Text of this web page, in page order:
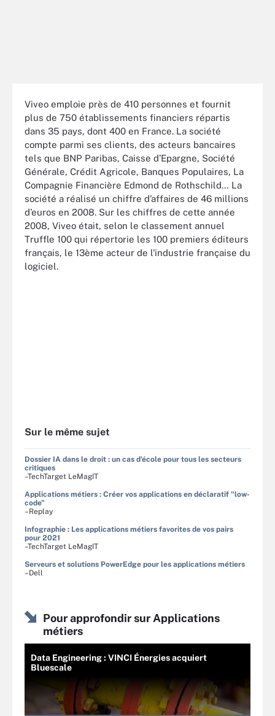
Viveo emploie près de 410 personnes et fournit
plus de 750 établissements financiers répartis
dans 35 pays, dont 400 en France. La société
compte parmi ses clients, des acteurs bancaires
tels que BNP Paribas, Caisse d’Epargne, Société
Générale, Crédit Agricole, Banques Populaires, La
Compagnie Financière Edmond de Rothschild… La
société a réalisé un chiffre d’affaires de 46 millions
d’euros en 2008. Sur les chiffres de cette année
2008, Viveo était, selon le classement annuel
Truffle 100 qui répertorie les 100 premiers éditeurs
français, le 13ème acteur de l'industrie française du
logiciel.
Sur le même sujet
Dossier IA dans le droit : un cas d'école pour tous les secteurs
critiques
–TechTarget LeMagIT
Applications métiers : Créer vos applications en déclaratif "low-
code"
–Replay
Infographie : Les applications métiers favorites de vos pairs
pour 2021
–TechTarget LeMagIT
Serveurs et solutions PowerEdge pour les applications métiers
–Dell
Pour approfondir sur Applications
métiers
Data Engineering : VINCI Énergies acquiert
Bluescale